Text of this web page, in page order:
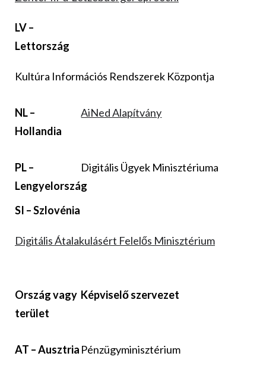
LV –
Lettország
Kultúra Információs Rendszerek Központja
NL –
Hollandia
AiNed Alapítvány
PL –
Lengyelország
Digitális Ügyek Minisztériuma
SI – Szlovénia
Digitális Átalakulásért Felelős Minisztérium
Ország vagy
terület
Képviselő szervezet
AT – Ausztria Pénzügyminisztérium